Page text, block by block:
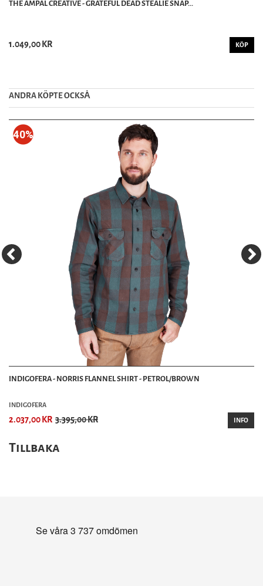
THE AMPAL CREATIVE - GRATEFUL DEAD STEALIE SNAP...
1.049,00 KR KÖP
ANDRA KÖPTE OCKSȦ
40%
INDIGOFERA - NORRIS FLANNEL SHIRT - PETROL/BROWN
INDIGOFERA
2.037,00 KR 3.395,00 KR INFO
Tillbaka